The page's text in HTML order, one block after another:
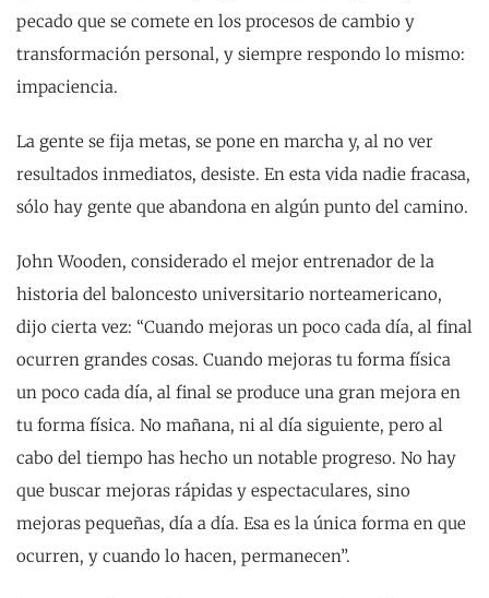
pecado que se comete en los procesos de cambio y
transformación personal, y siempre respondo lo mismo:
impaciencia.
La gente se fija metas, se pone en marcha y, al no ver
resultados inmediatos, desiste. En esta vida nadie fracasa,
sólo hay gente que abandona en algún punto del camino.
John Wooden, considerado el mejor entrenador de la
historia del baloncesto universitario norteamericano,
dijo cierta vez: “Cuando mejoras un poco cada día, al final
ocurren grandes cosas. Cuando mejoras tu forma física
un poco cada día, al final se produce una gran mejora en
tu forma física. No mañana, ni al día siguiente, pero al
cabo del tiempo has hecho un notable progreso. No hay
que buscar mejoras rápidas y espectaculares, sino
mejoras pequeñas, día a día. Esa es la única forma en que
ocurren, y cuando lo hacen, permanecen”.